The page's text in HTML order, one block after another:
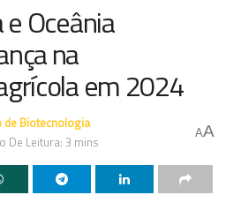
Oceânia
na
em 2024
de Biotecnologia
De Leitura: 3 mins
AA